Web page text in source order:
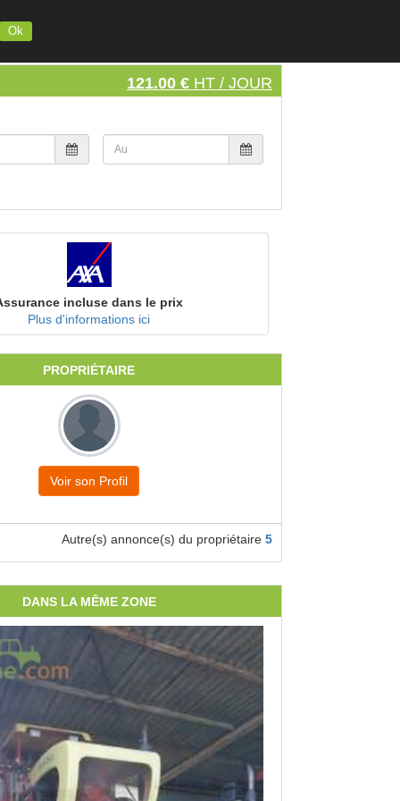
INSCRIVEZ VOTRE MATERIEL
Ok
121.00 € HT / JOUR
incluse dans le prix
Plus d'informations ici
PROPRIÉTAIRE
Voir son Profil
Autre(s) annonce(s) du propriétaire 5
DANS LA MÊME ZONE